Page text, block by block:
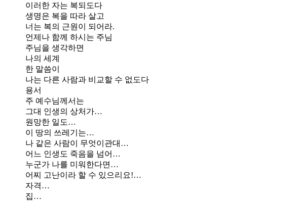
이러한 자는 복되도다
생명은 복을 따라 살고
너는 복의 근원이 되어라.
언제나 함께 하시는 주님
주님을 생각하면
나의 세계
한 말씀이
나는 다른 사람과 비교할 수 없도다
용서
주 예수님께서는
그대 인생의 상처가…
원망한 일도…
이 땅의 쓰레기는…
나 같은 사람이 무엇이관대…
어느 인생도 죽음을 넘어…
누군가 나를 미워한다면…
어찌 고난이라 할 수 있으리요!…
자격…
집…